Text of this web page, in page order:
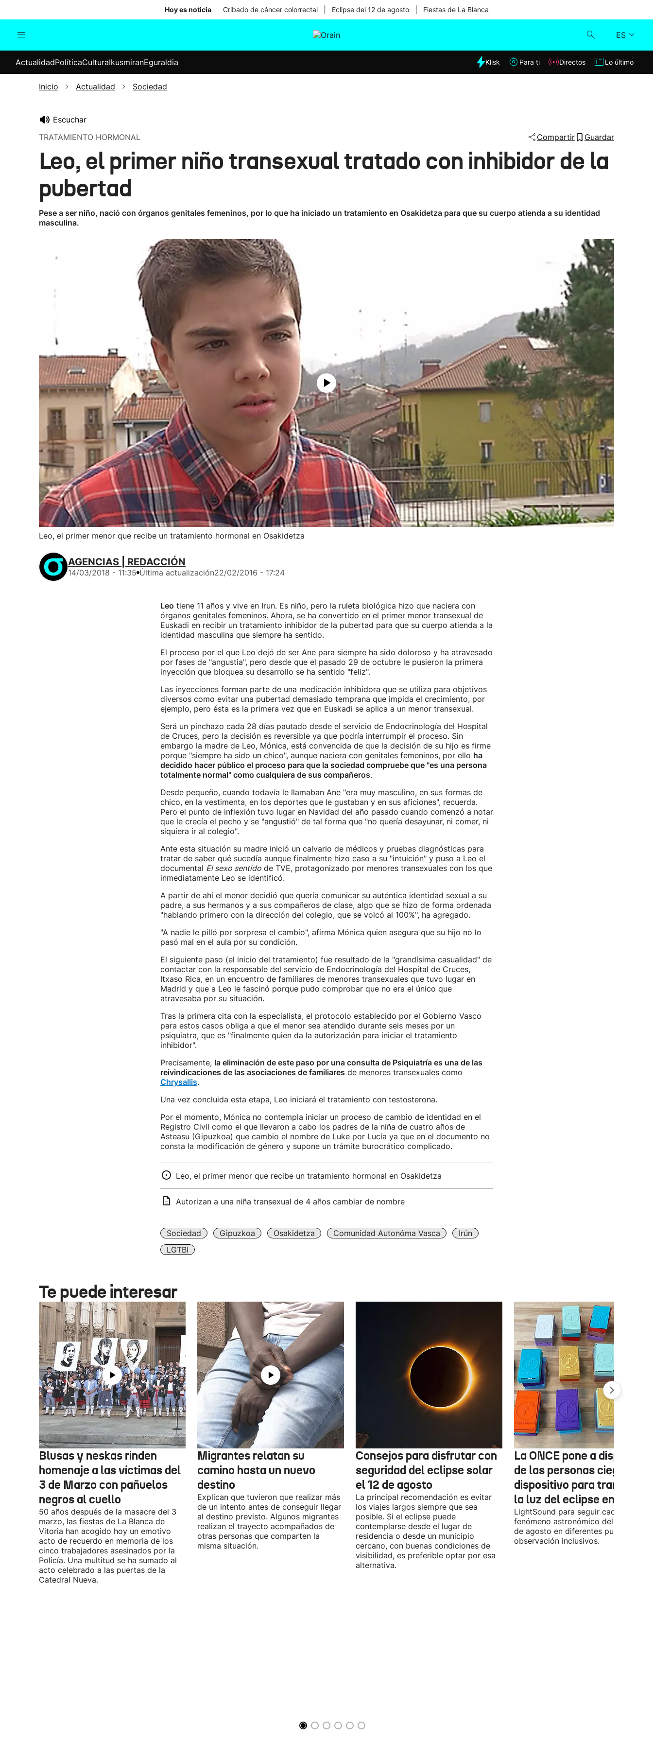
Hoy es noticia Cribado de cáncer colorrectal Eclipse del 12 de agosto Fiestas de La Blanca
ES
Internacional
Elecciones
Klisk
Lo último
ActualidadPolíticaCulturaIkusmiranEguraldia Klisk Para ti Directos Lo último
Inicio Actualidad Sociedad
Escuchar
TRATAMIENTO HORMONAL
Compartir Guardar
Leo, el primer niño transexual tratado con inhibidor de la
pubertad
Pese a ser niño, nació con órganos genitales femeninos, por lo que ha iniciado un tratamiento en Osakidetza para que su cuerpo atienda a su identidad
masculina.
Leo, el primer menor que recibe un tratamiento hormonal en Osakidetza
AGENCIAS | REDACCIÓN
14/03/2018 - 11:35 Última actualización22/02/2016 - 17:24
Leo tiene 11 años y vive en Irun. Es niño, pero la ruleta biológica hizo que naciera con
órganos genitales femeninos. Ahora, se ha convertido en el primer menor transexual de
Euskadi en recibir un tratamiento inhibidor de la pubertad para que su cuerpo atienda a la
identidad masculina que siempre ha sentido.
El proceso por el que Leo dejó de ser Ane para siempre ha sido doloroso y ha atravesado
por fases de "angustia", pero desde que el pasado 29 de octubre le pusieron la primera
inyección que bloquea su desarrollo se ha sentido "feliz".
Las inyecciones forman parte de una medicación inhibidora que se utiliza para objetivos
diversos como evitar una pubertad demasiado temprana que impida el crecimiento, por
ejemplo, pero ésta es la primera vez que en Euskadi se aplica a un menor transexual.
Será un pinchazo cada 28 días pautado desde el servicio de Endocrinología del Hospital
de Cruces, pero la decisión es reversible ya que podría interrumpir el proceso. Sin
embargo la madre de Leo, Mónica, está convencida de que la decisión de su hijo es firme
porque "siempre ha sido un chico", aunque naciera con genitales femeninos, por ello ha
decidido hacer público el proceso para que la sociedad compruebe que "es una persona
totalmente normal" como cualquiera de sus compañeros.
Desde pequeño, cuando todavía le llamaban Ane "era muy masculino, en sus formas de
chico, en la vestimenta, en los deportes que le gustaban y en sus aficiones", recuerda.
Pero el punto de inflexión tuvo lugar en Navidad del año pasado cuando comenzó a notar
que le crecía el pecho y se "angustió" de tal forma que "no quería desayunar, ni comer, ni
siquiera ir al colegio".
Ante esta situación su madre inició un calvario de médicos y pruebas diagnósticas para
tratar de saber qué sucedía aunque finalmente hizo caso a su "intuición" y puso a Leo el
documental El sexo sentidode TVE, protagonizado por menores transexuales con los que
inmediatamente Leo se identificó.
A partir de ahí el menor decidió que quería comunicar su auténtica identidad sexual a su
padre, a sus hermanos y a sus compañeros de clase, algo que se hizo de forma ordenada
"hablando primero con la dirección del colegio, que se volcó al 100%", ha agregado.
"A nadie le pilló por sorpresa el cambio", afirma Mónica quien asegura que su hijo no lo
pasó mal en el aula por su condición.
El siguiente paso (el inicio del tratamiento) fue resultado de la "grandísima casualidad" de
contactar con la responsable del servicio de Endocrinología del Hospital de Cruces,
Itxaso Rica, en un encuentro de familiares de menores transexuales que tuvo lugar en
Madrid y que a Leo le fascinó porque pudo comprobar que no era el único que
atravesaba por su situación.
Tras la primera cita con la especialista, el protocolo establecido por el Gobierno Vasco
para estos casos obliga a que el menor sea atendido durante seis meses por un
psiquiatra, que es "finalmente quien da la autorización para iniciar el tratamiento
inhibidor".
Precisamente, la eliminación de este paso por una consulta de Psiquiatría es una de las
reivindicaciones de las asociaciones de familiares de menores transexuales como
Chrysallis.
Una vez concluida esta etapa, Leo iniciará el tratamiento con testosterona.
Por el momento, Mónica no contempla iniciar un proceso de cambio de identidad en el
Registro Civil como el que llevaron a cabo los padres de la niña de cuatro años de
Asteasu (Gipuzkoa) que cambio el nombre de Luke por Lucía ya que en el documento no
consta la modificación de género y supone un trámite burocrático complicado.
Leo, el primer menor que recibe un tratamiento hormonal en Osakidetza
Autorizan a una niña transexual de 4 años cambiar de nombre
Sociedad Gipuzkoa Osakidetza Comunidad Autonóma Vasca
Irún
LGTBI
Te puede interesar
Blusas y neskas rinden
homenaje a las víctimas del
3 de Marzo con pañuelos
negros al cuello
50 años después de la masacre del 3
marzo, las fiestas de La Blanca de
Vitoria han acogido hoy un emotivo
acto de recuerdo en memoria de los
cinco trabajadores asesinados por la
Policía. Una multitud se ha sumado al
acto celebrado a las puertas de la
Catedral Nueva.
Migrantes relatan su
camino hasta un nuevo
destino
Explican que tuvieron que realizar más
de un intento antes de conseguir llegar
al destino previsto. Algunos migrantes
realizan el trayecto acompañados de
otras personas que comparten la
misma situación.
Consejos para disfrutar con
seguridad del eclipse solar
el 12 de agosto
La principal recomendación es evitar
los viajes largos siempre que sea
posible. Si el eclipse puede
contemplarse desde el lugar de
residencia o desde un municipio
cercano, con buenas condiciones de
visibilidad, es preferible optar por esa
alternativa.
La ONCE pone a
de las personas ciegas un
dispositivo para
la luz del eclipse en
LightSound para seguir cada fase del
fenómeno astronómico del próximo
de agosto en diferentes puntos de
observación inclusivos.